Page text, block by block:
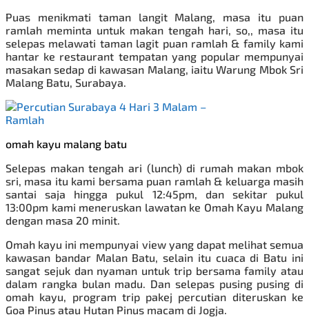
Puas menikmati taman langit Malang, masa itu puan
ramlah meminta untuk makan tengah hari, so,, masa itu
selepas melawati taman lagit puan ramlah & family kami
hantar ke restaurant tempatan yang popular mempunyai
masakan sedap di kawasan Malang, iaitu Warung Mbok Sri
Malang Batu, Surabaya.
omah kayu malang batu
Selepas makan tengah ari (lunch) di rumah makan mbok
sri, masa itu kami bersama puan ramlah & keluarga masih
santai saja hingga pukul 12:45pm, dan sekitar pukul
13:00pm kami meneruskan lawatan ke Omah Kayu Malang
dengan masa 20 minit.
Omah kayu ini mempunyai view yang dapat melihat semua
kawasan bandar Malan Batu, selain itu cuaca di Batu ini
sangat sejuk dan nyaman untuk trip bersama family atau
dalam rangka bulan madu. Dan selepas pusing pusing di
omah kayu, program trip pakej percutian diteruskan ke
Goa Pinus atau Hutan Pinus macam di Jogja.